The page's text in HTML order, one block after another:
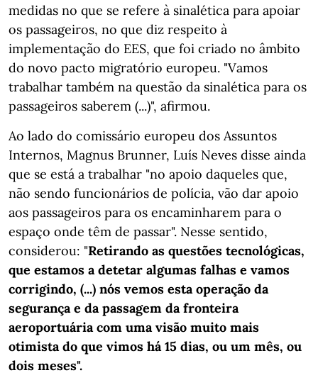
medidas no que se refere à sinalética para apoiar
os passageiros, no que diz respeito à
implementação do EES, que foi criado no âmbito
do novo pacto migratório europeu. "Vamos
trabalhar também na questão da sinalética para os
passageiros saberem (...)", afirmou.
Ao lado do comissário europeu dos Assuntos
Internos, Magnus Brunner, Luís Neves disse ainda
que se está a trabalhar "no apoio daqueles que,
não sendo funcionários de polícia, vão dar apoio
aos passageiros para os encaminharem para o
espaço onde têm de passar". Nesse sentido,
considerou: "Retirando as questões tecnológicas,
que estamos a detetar algumas falhas e vamos
corrigindo, (...) nós vemos esta operação da
segurança e da passagem da fronteira
aeroportuária com uma visão muito mais
otimista do que vimos há 15 dias, ou um mês, ou
dois meses".